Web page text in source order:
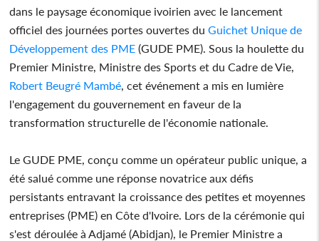
dans le paysage économique ivoirien avec le lancement
officiel des journées portes ouvertes duGuichet Unique de
Développement des PME (GUDE PME). Sous la houlette du
Premier Ministre, Ministre des Sports et du Cadre de Vie,
Robert Beugré Mambé , cet événement a mis en lumière
l'engagement du gouvernement en faveur de la
transformation structurelle de l'économie nationale.
Le GUDE PME, conçu comme un opérateur public unique, a
été salué comme une réponse novatrice aux défis
persistants entravant la croissance des petites et moyennes
entreprises (PME) en Côte d'Ivoire. Lors de la cérémonie qui
s'est déroulée à Adjamé (Abidjan), le Premier Ministre a